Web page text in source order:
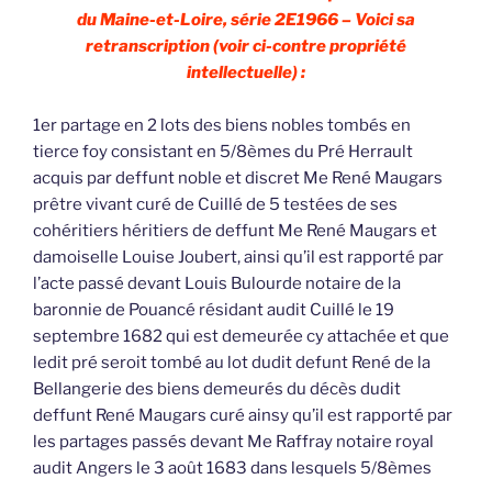
du Maine-et-Loire, série 2E1966 – Voici sa
retranscription (voir ci-contre propriété
intellectuelle) :
1er partage en 2 lots des biens nobles tombés en
tierce foy consistant en 5/8èmes du Pré Herrault
acquis par deffunt noble et discret Me René Maugars
prêtre vivant curé de Cuillé de 5 testées de ses
cohéritiers héritiers de deffunt Me René Maugars et
damoiselle Louise Joubert, ainsi qu’il est rapporté par
l’acte passé devant Louis Bulourde notaire de la
baronnie de Pouancé résidant audit Cuillé le 19
septembre 1682 qui est demeurée cy attachée et que
ledit pré seroit tombé au lot dudit defunt René de la
Bellangerie des biens demeurés du décès dudit
deffunt René Maugars curé ainsy qu’il est rapporté par
les partages passés devant Me Raffray notaire royal
audit Angers le 3 août 1683 dans lesquels 5/8èmes